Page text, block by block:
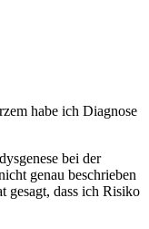
habe ich Diagnose
bei der
genau beschrieben
gesagt, dass ich Risiko